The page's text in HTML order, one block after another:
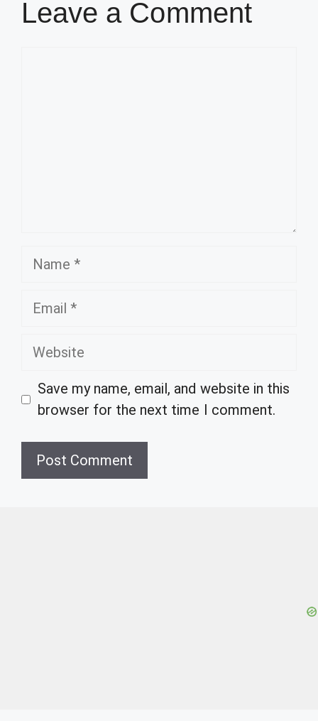
Leave a Comment
Name
Email
Website
Save my name, email, and website in this
browser for the next time I comment.